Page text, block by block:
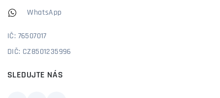
WhatsApp
IČ: 76507017
DIČ: CZ8501235996
SLEDUJTE NÁS